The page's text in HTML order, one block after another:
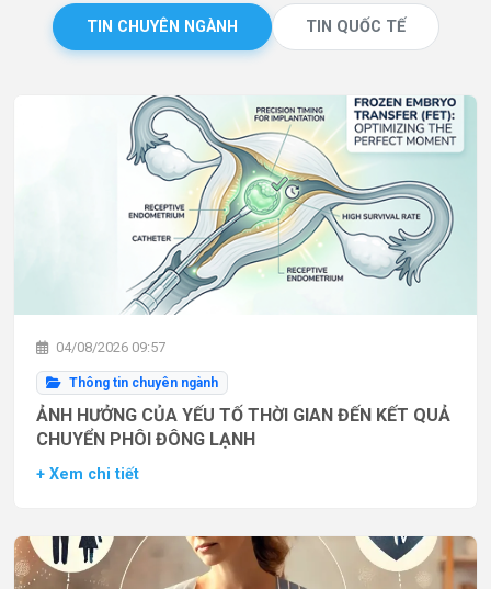
TIN CHUYÊN NGÀNH TIN QUỐC TẾ
04/08/2026 09:57
Thông tin chuyên ngành
ẢNH HƯỞNG CỦA YẾU TỐ THỜI GIAN ĐẾN KẾT QUẢ
CHUYỂN PHÔI ĐÔNG LẠNH
+ Xem chi tiết